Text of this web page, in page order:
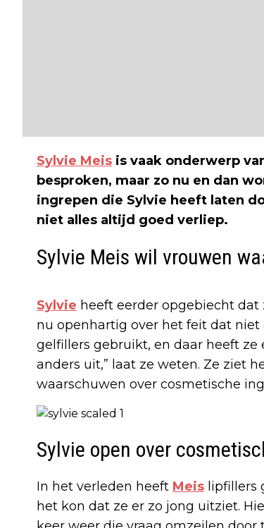
Sylvie Meis is vaak onderwerp
besproken, maar zo nu en dan
ingrepen die Sylvie heeft laten
niet alles altijd goed verliep.
Sylvie Meis wil vrouwen
Sylvie heeft eerder opgebiecht dat
nu openhartig over het feit dat niet
gelfillers gebruikt, en daar heeft ze
anders uit,” laat ze weten. Ze ziet
waarschuwen over cosmetische
Sylvie open over
In het verleden heeft Meis lipfillers
het kon dat ze er zo jong uitziet.